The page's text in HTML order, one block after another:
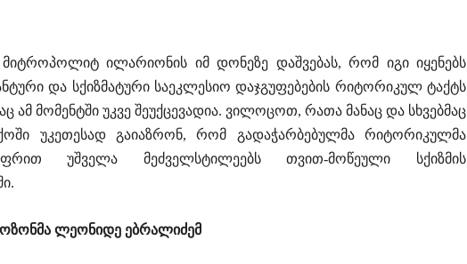
მიტროპოლიტ ილარიონის იმ დონეზე დაშვებას, რომ იგი იყენებს
და სქიზმატური საეკლესიო დაჯგუფებების რიტორიკულ ტაქტს
ამ მომენტში უკვე შეუქცევადია. ვილოცოთ, რათა მანაც და სხვებმაც
უკეთესად გაიაზრონ, რომ გადაჭარბებულმა რიტორიკულმა
უშველა მეძველსტილეებს თვით-მოწეული სქიზმის
ლეონიდე ებრალიძემ